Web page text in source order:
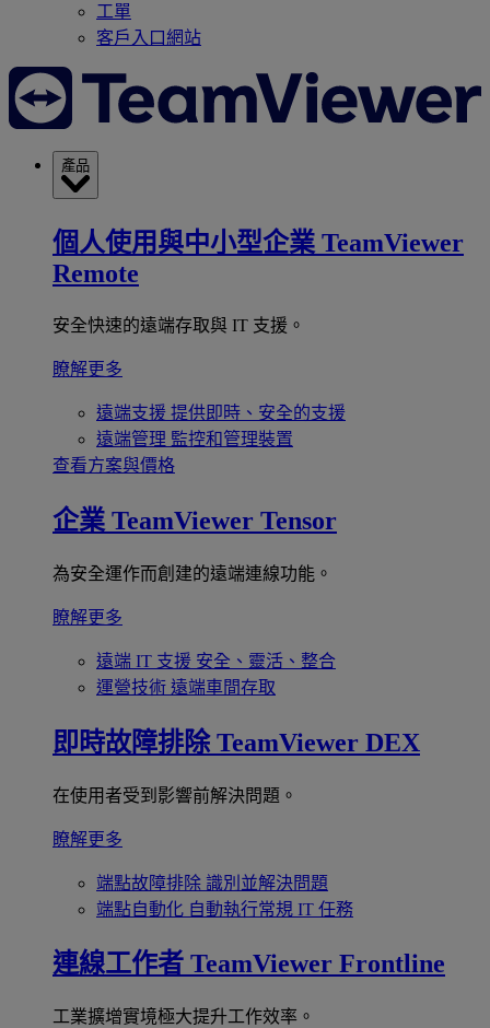
工單
客戶入口網站
產品
個人使用與中小型企業 TeamViewer
Remote
安全快速的遠端存取與 IT 支援。
瞭解更多
遠端支援 提供即時、安全的支援
遠端管理 監控和管理裝置
查看方案與價格
企業 TeamViewer Tensor
為安全運作而創建的遠端連線功能。
瞭解更多
遠端 IT 支援 安全、靈活、整合
運營技術 遠端車間存取
即時故障排除 TeamViewer DEX
在使用者受到影響前解決問題。
瞭解更多
端點故障排除 識別並解決問題
端點自動化 自動執行常規 IT 任務
連線工作者 TeamViewer Frontline
工業擴增實境極大提升工作效率。